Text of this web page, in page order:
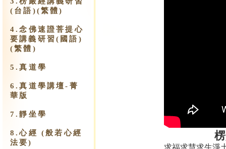
(台語)(繁體)
4.念佛速證菩提心
要講義研習(國語)
(繁體)
5.真道學
6.真道學講壇-菁
華版
7.靜坐學
8.心經 (般若心經
法要)
求福求慧求生淨